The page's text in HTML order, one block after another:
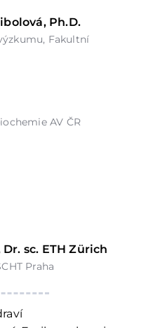
Ph.D.
Fakultní
AV ČR
sc. ETH Zürich
Praha